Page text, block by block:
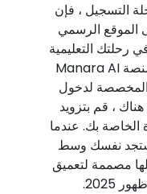
التسجيل ، فإن
الموقع الرسمي
رحلتك التعليمية
من خلال توجيه متصفحك إلى منصة Manara AI
لدخول
، قم بتزويد
الخاصة بك. عندما
ستجد نفسك وسط
مصممة لتعميق